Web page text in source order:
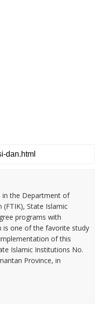
in the Department of
(FTIK), State Islamic
programs with
is one of the favorite study
of this
Islamic Institutions No.
Province, in